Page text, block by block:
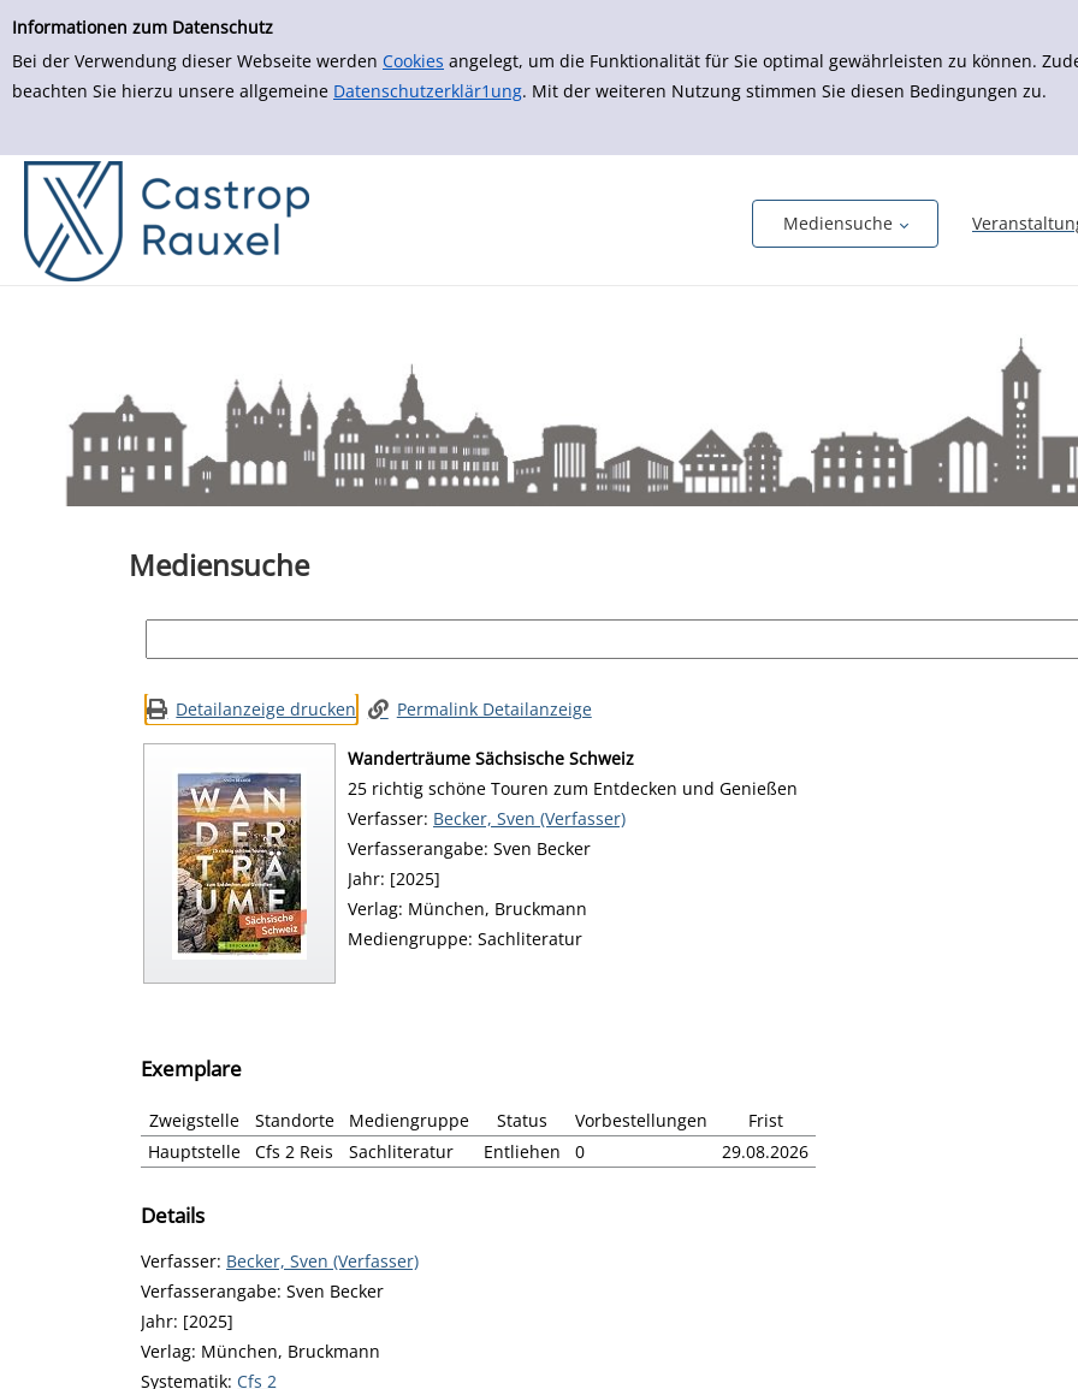
Informationen zum Datenschutz
Bei der Verwendung dieser Webseite werden Cookies angelegt, um die Funktionalität für Sie optimal gewährleisten zu können.
beachten Sie hierzu unsere allgemeine Datenschutzerklär1ung. Mit der weiteren Nutzung stimmen Sie diesen Bedingungen zu.
zur Navigation springen
zum Inhalt springen
Zur Detailanzeige springen
Mediensuche
Mediensuche
Detailanzeige drucken Permalink Detailanzeige
Wanderträume Sächsische Schweiz
25 richtig schöne Touren zum Entdecken und Genießen
Verfasser: Suche nach diesem Verfasser
Becker, Sven (Verfasser)
Verfasserangabe: Sven Becker
Jahr: [2025]
Verlag: München, Bruckmann
Mediengruppe: Sachliteratur
Exemplare
Zweigstelle Standorte Mediengruppe Status Vorbestellungen
Frist
Hauptstelle
Cfs 2 Reis Sachliteratur Entliehen 0 29.08.2026
Details
Verfasser: Suche nach diesem Verfasser
Becker, Sven (Verfasser)
Verfasserangabe: Sven Becker
Jahr: [2025]
Verlag: München, Bruckmann
opens in new tab
Diesen Link in neuem Tab öffnen
Systematik: Suche nach dieser Systematik
Cfs 2